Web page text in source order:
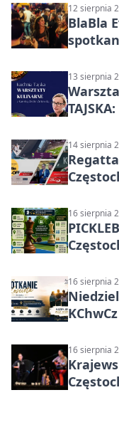
12 sierpnia
BlaBla
13 sierpnia
14 sierpnia
Regatta
16 sierpnia
16 sierpnia
16 sierpnia